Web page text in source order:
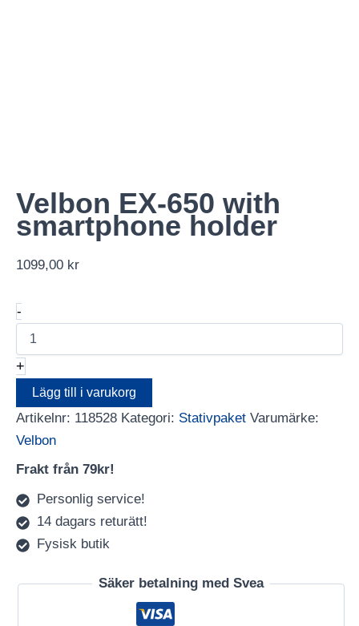
Velbon EX-650 with
smartphone holder
1099,00 kr
-Velbon
EX-
650
with
smartphone
holder
+
Lägg till i varukorg
Artikelnr: 118528 Kategori: Stativpaket Varumärke:
Velbon
Frakt från 79kr!
Personlig service!
14 dagars returätt!
Fysisk butik
Säker betalning med Svea